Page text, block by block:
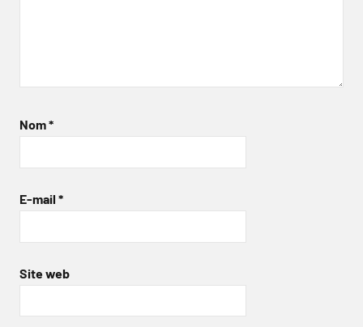
Nom*
E-mail *
Site web